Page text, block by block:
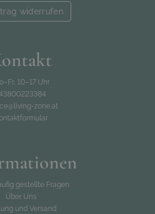
widerrufen
10–17 Uhr
zone.at
gestellte Fragen
Über Uns
und Versand